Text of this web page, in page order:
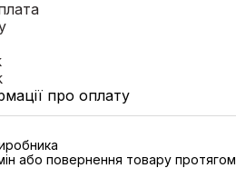
про оплату
або повернення товару протягом